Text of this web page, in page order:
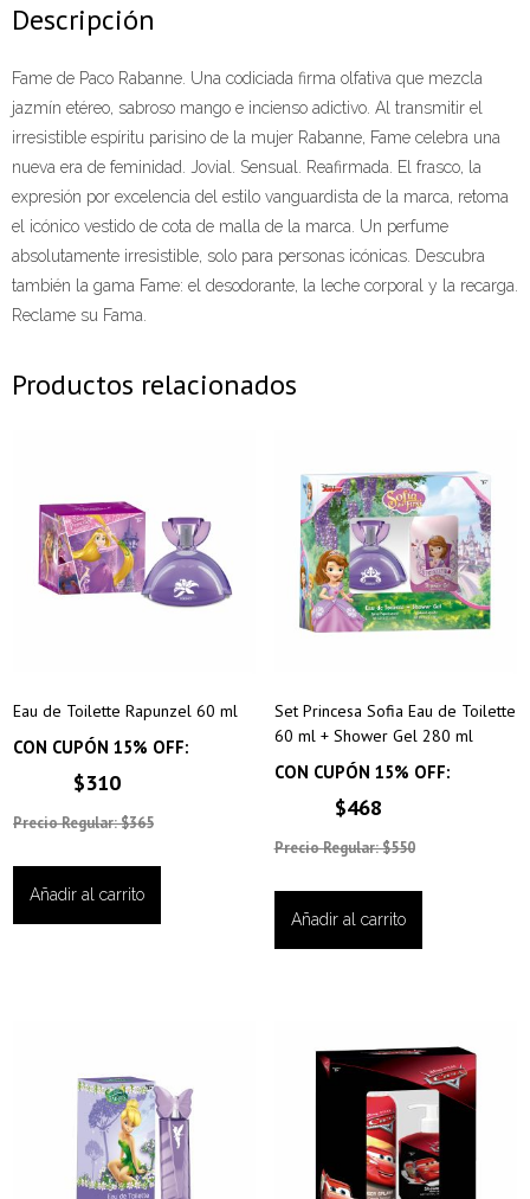
Descripción
Fame de Paco Rabanne. Una codiciada firma olfativa que mezcla
jazmín etéreo, sabroso mango e incienso adictivo. Al transmitir el
irresistible espíritu parisino de la mujer Rabanne, Fame celebra una
nueva era de feminidad. Jovial. Sensual. Reafirmada. El frasco, la
expresión por excelencia del estilo vanguardista de la marca, retoma
el icónico vestido de cota de malla de la marca. Un perfume
absolutamente irresistible, solo para personas icónicas. Descubra
también la gama Fame: el desodorante, la leche corporal y la recarga.
Reclame su Fama.
Productos relacionados
Eau de Toilette Rapunzel 60 ml
CON CUPÓN 15% OFF:
$310
Precio Regular: $365
Añadir al carrito
Set Princesa Sofia Eau de Toilette
60 ml + Shower Gel 280 ml
CON CUPÓN 15% OFF:
$468
Precio Regular: $550
Añadir al carrito